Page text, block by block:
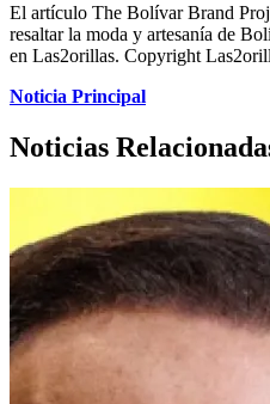
El artículo The Bolívar Brand
resaltar la moda y artesanía de
en Las2orillas. Copyright
Noticia Principal
Noticias